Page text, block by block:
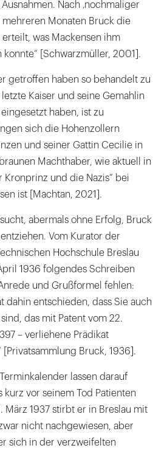
Nach ‚nochmaliger
mehreren Monaten Bruck die
was Mackensen ihm
[Schwarzmüller, 2001].
getroffen haben so behandelt zu
Kaiser und seine Gemahlin
haben, ist zu
sich die Hohenzollern
und seiner Gattin Cecilie in
Machthaber, wie aktuell in
Kronprinz und die Nazis“ bei
ist [Machtan, 2021].
abermals ohne Erfolg, Bruck
Vom Kurator der
Hochschule Breslau
1936 folgendes Schreiben
und Grußformel fehlen:
dahin entschieden, dass Sie auch
das mit Patent vom 22.
– verliehene Prädikat
[Privatsammlung Bruck, 1936].
lassen darauf
kurz vor seinem Tod Patienten
März 1937 stirbt er in Breslau mit
nicht nachgewiesen, aber
sich in der verzweifelten